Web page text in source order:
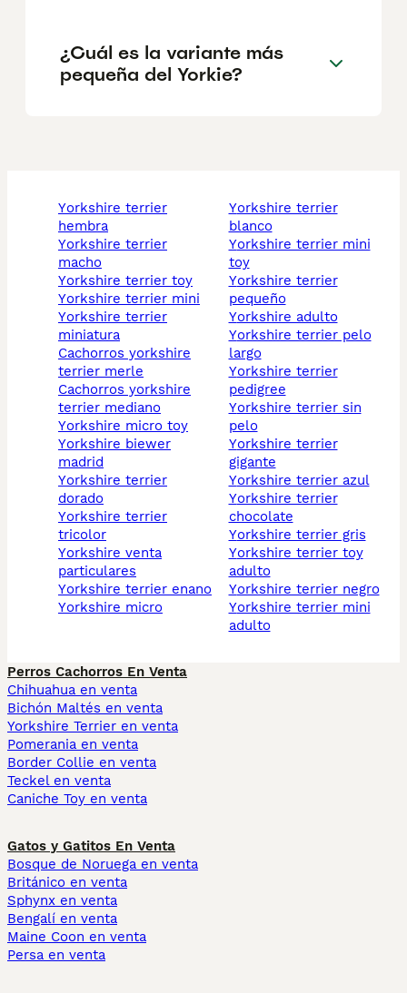
¿Cuál es la variante más
pequeña del Yorkie?
yorkshire terrier
hembra
yorkshire terrier
macho
yorkshire terrier toy
yorkshire terrier mini
yorkshire terrier
miniatura
cachorros yorkshire
terrier merle
cachorros yorkshire
terrier mediano
yorkshire micro toy
yorkshire biewer
madrid
yorkshire terrier
dorado
yorkshire terrier
tricolor
yorkshire venta
particulares
yorkshire terrier enano
yorkshire micro
yorkshire terrier
blanco
yorkshire terrier mini
toy
yorkshire terrier
pequeño
yorkshire adulto
yorkshire terrier pelo
largo
yorkshire terrier
pedigree
yorkshire terrier sin
pelo
yorkshire terrier
gigante
yorkshire terrier azul
yorkshire terrier
chocolate
yorkshire terrier gris
yorkshire terrier toy
adulto
yorkshire terrier negro
yorkshire terrier mini
adulto
Perros Cachorros En Venta
Chihuahua en venta
Bichón Maltés en venta
Yorkshire Terrier en venta
Pomerania en venta
Border Collie en venta
Teckel en venta
Caniche Toy en venta
Gatos y Gatitos En Venta
Bosque de Noruega en venta
Británico en venta
Sphynx en venta
Bengalí en venta
Maine Coon en venta
Persa en venta